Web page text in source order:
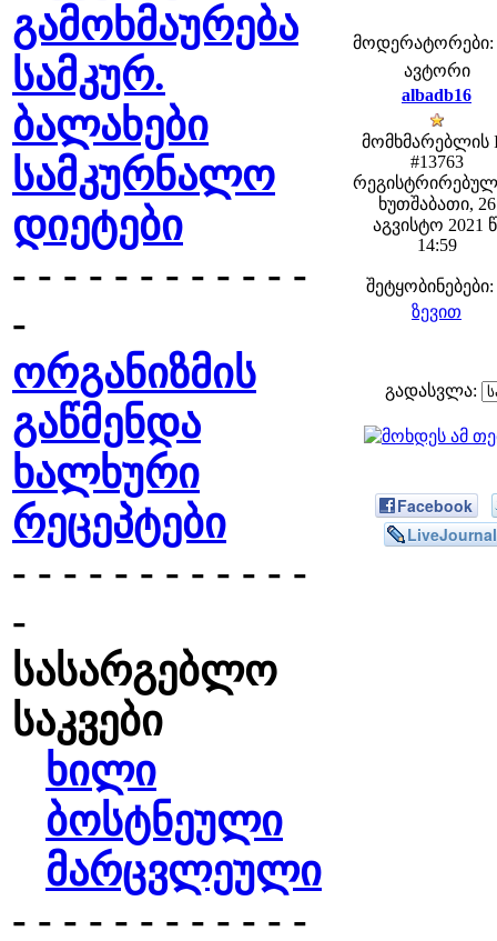
გამოხმაურება
სამკურ.
ბალახები
სამკურნალო
დიეტები
- - - - - - - - - - - -
-
ორგანიზმის
გაწმენდა
ხალხური
რეცეპტები
- - - - - - - - - - - -
-
სასარგებლო
საკვები
ხილი
ბოსტნეული
მარცვლეული
- - - - - - - - - - - -
მოდერატორები:
ავტორი
albadb16
მომხმარებლის
#13763
ხუთშაბათი, 26
აგვისტო 2021
14:59
შეტყობინებები:
ზევით
გადასვლა:
Facebook
LiveJournal